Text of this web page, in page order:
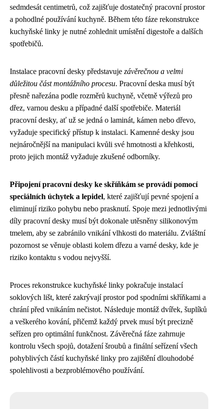
sedmdesát centimetrů, což zajišťuje dostatečný pracovní prostor
a pohodlné používání kuchyně. Během této fáze rekonstrukce
kuchyňské linky je nutné zohlednit umístění digestoře a dalších
spotřebičů.
Instalace pracovní desky představuje závěrečnou a velmi
důležitou část montážního procesu. Pracovní deska musí být
přesně nařezána podle rozměrů kuchyně, včetně výřezů pro
dřez, varnou desku a případné další spotřebiče. Materiál
pracovní desky, ať už se jedná o laminát, kámen nebo dřevo,
vyžaduje specifický přístup k instalaci. Kamenné desky jsou
nejnáročnější na manipulaci kvůli své hmotnosti a křehkosti,
proto jejich montáž vyžaduje zkušené odborníky.
Připojení pracovní desky ke skříňkám se provádí pomocí
speciálních úchytek a lepidel, které zajišťují pevné spojení a
eliminují riziko pohybu nebo prasknutí. Spoje mezi jednotlivými
díly pracovní desky musí být dokonale utěsněny silikonovým
tmelem, aby se zabránilo vnikání vlhkosti do materiálu. Zvláštní
pozornost se věnuje oblasti kolem dřezu a varné desky, kde je
riziko kontaktu s vodou nejvyšší.
Proces rekonstrukce kuchyňské linky pokračuje instalací
soklových lišt, které zakrývají prostor pod spodními skříňkami a
chrání před vnikáním nečistot. Následuje montáž dvířek, šuplíků
a veškerého kování, přičemž každý prvek musí být precizně
seřízen pro optimální funkčnost. Závěrečná fáze zahrnuje
kontrolu všech spojů, dotažení šroubů a finální seřízení všech
pohyblivých částí kuchyňské linky pro zajištění dlouhodobé
spolehlivosti a bezproblémového používání.